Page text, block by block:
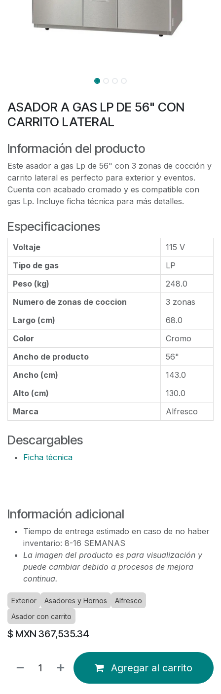
ASADOR A GAS LP DE 56" CON
CARRITO LATERAL
Información del producto
Este asador a gas Lp de 56" con 3 zonas de cocción y
carrito lateral es perfecto para exterior y eventos.
Cuenta con acabado cromado y es compatible con
gas Lp. Incluye ficha técnica para más detalles.
Especificaciones
Voltaje
115 V
Tipo de gas
LP
Peso (kg)
248.0
Numero de zonas de coccion
3 zonas
Largo (cm)
68.0
Color
Cromo
Ancho de producto
56"
Ancho (cm)
143.0
Alto (cm)
130.0
Marca
Alfresco
Descargables
Ficha técnica
Información adicional
Tiempo de entrega estimado en caso de no haber
inventario: 8-16 SEMANAS
La imagen del producto es para visualización y
puede cambiar debido a procesos de mejora
continua.
Exterior Asadores y Hornos
Alfresco
Asador con carrito
$ MXN 367,535.34
Agregar al carrito